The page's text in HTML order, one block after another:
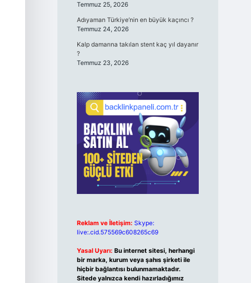
Temmuz 25, 2026
Adıyaman Türkiye’nin en büyük kaçıncı ?
Temmuz 24, 2026
Kalp damarına takılan stent kaç yıl dayanır
?
Temmuz 23, 2026
Reklam ve İletişim: Skype:
live:.cid.575569c608265c69
Yasal Uyarı: Bu internet sitesi, herhangi
bir marka, kurum veya şahıs şirketi ile
hiçbir bağlantısı bulunmamaktadır.
Sitede yalnızca kendi hazırladığımız